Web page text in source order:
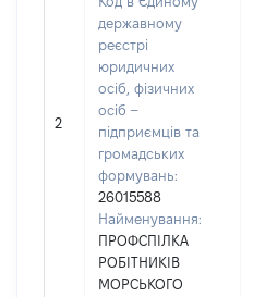
2
державному
реєстрі
юридичних
осіб, фізичних
осіб –
підприємців та
громадських
формувань:
26015588
Найменування:
ПРОФСПІЛКА
РОБІТНИКІВ
МОРСЬКОГО